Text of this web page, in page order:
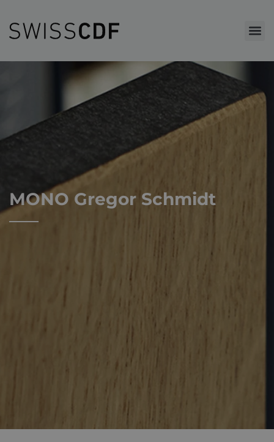
MONO Gregor Schmidt